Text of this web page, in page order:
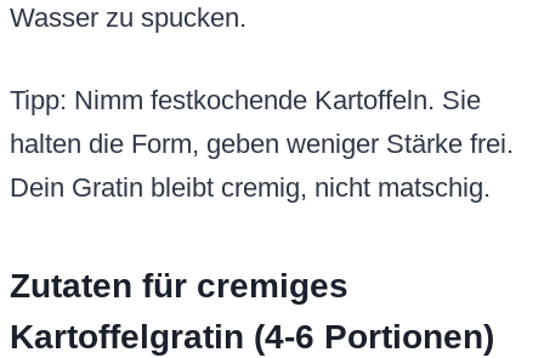
Wasser zu spucken.
Tipp: Nimm festkochende Kartoffeln. Sie
halten die Form, geben weniger Stärke frei.
Dein Gratin bleibt cremig, nicht matschig.
Zutaten für cremiges
Kartoffelgratin (4-6 Portionen)